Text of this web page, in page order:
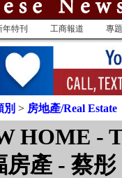
年特刊 工商報道 專
別 > 房地產/Real Estate
HOME -
房產 - 蔡彤